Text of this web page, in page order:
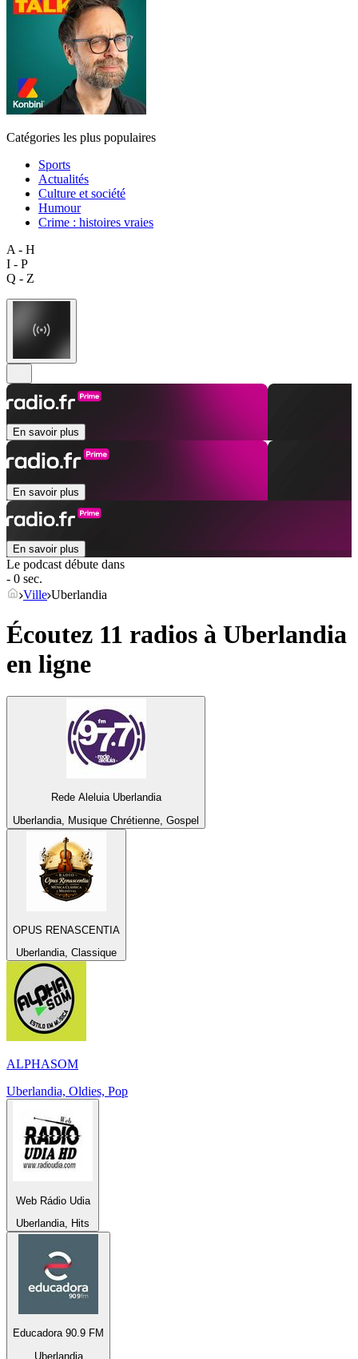
Catégories les plus populaires
Sports
Actualités
Culture et société
Humour
Crime : histoires vraies
A - H
I - P
Q - Z
En savoir plus
En savoir plus
En savoir plus
Le podcast débute dans
- 0 sec.
Ville Uberlandia
Écoutez 11 radios à Uberlandia
en ligne
Rede Aleluia Uberlandia
Uberlandia, Musique Chrétienne, Gospel
OPUS RENASCENTIA
Uberlandia, Classique
ALPHASOM
Uberlandia, Oldies, Pop
Web Rádio Udia
Uberlandia, Hits
Educadora 90.9 FM
Uberlandia